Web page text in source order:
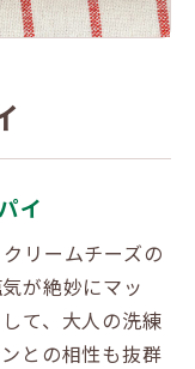
イ
リームチーズの
が絶妙にマッ
て、大人の洗練
との相性も抜群